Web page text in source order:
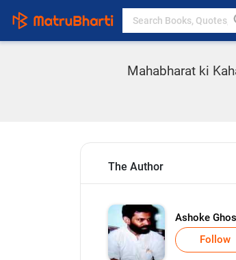
Mahabharat ki
The Author
Ashoke
Follow